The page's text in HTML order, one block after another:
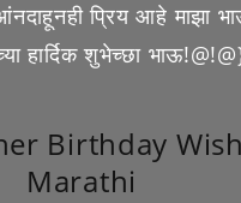
प्रिय आहे माझा
हार्दिक शुभेच्छा
Birthday
Marathi